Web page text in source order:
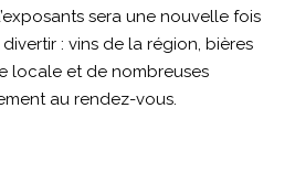
sera une nouvelle fois
: vins de la région, bières
locale et de nombreuses
au rendez-vous.